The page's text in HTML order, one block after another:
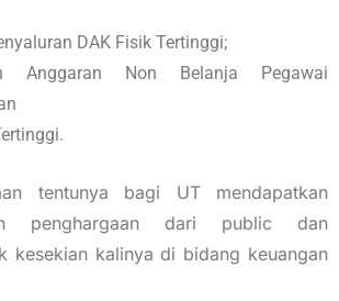
DAK Fisik Tertinggi;
Anggaran Non Belanja Pegawai
tentunya bagi UT mendapatkan
penghargaan dari public dan
kesekian kalinya di bidang keuangan